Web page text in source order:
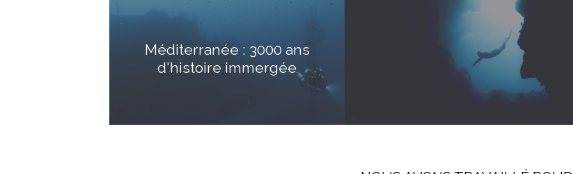
Méditerranée : 3000 ans
d'histoire immergée